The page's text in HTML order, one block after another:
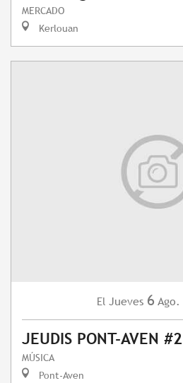
MERCADO
Kerlouan
El Jueves 6 Ago.
JEUDIS PONT-AVEN #2
MÚSICA
Pont-Aven